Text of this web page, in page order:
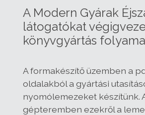
A Modern Gyárak
látogatókat
könyvgyártás
A formakészítő üzemben a
oldalakból a gyártási
nyomólemezeket készítünk.
gépteremben ezekről a